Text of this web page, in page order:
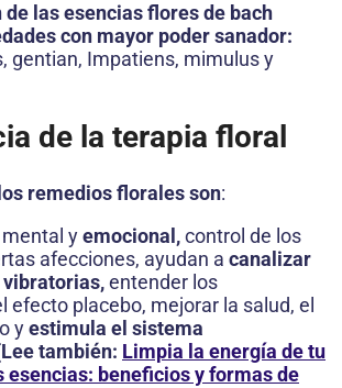
las esencias flores de bach
con mayor poder sanador:
gentian, Impatiens, mimulus y
de la terapia floral
remedios florales son:
yemocional,control de los
afecciones, ayudan a canalizar
entender los
efecto placebo, mejorar la salud, el
yestimula el sistema
también: Limpia la energía de tu
esencias: beneficios y formas de